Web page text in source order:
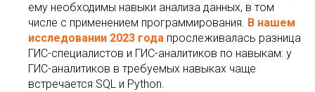
ему необходимы навыки анализа данных, в том
числе с применением программирования. В нашем
исследовании 2023 года прослеживалась разница
ГИС-специалистов и ГИС-аналитиков по навыкам: у
ГИС-аналитиков в требуемых навыках чаще
встречается SQL и Python.